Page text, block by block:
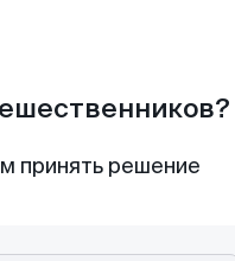
принять решение